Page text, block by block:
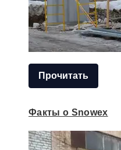
Прочитать
Факты о Snoweх